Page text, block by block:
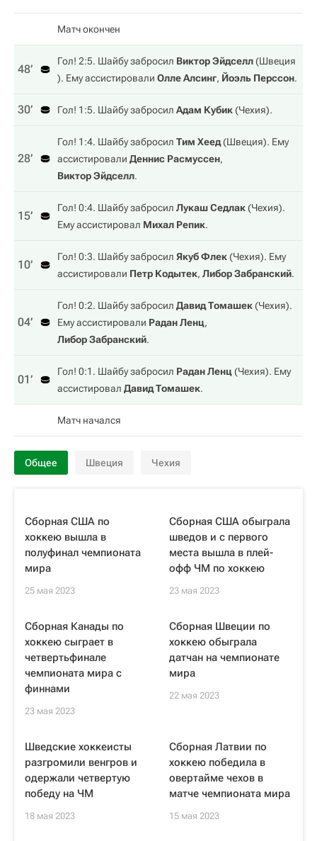
Матч окончен
48‎’‎
Гол! 2:5. Шайбу забросил Виктор Эйдселл(Швеция
). Ему ассистировали Олле Алсинг, Йоэль Перссон.
30‎’‎ Гол! 1:5. Шайбу забросил Адам Кубик(Чехия).
28‎’‎
Гол! 1:4. Шайбу забросил Тим Хеед(Швеция). Ему
ассистировали Деннис Расмуссен,
Виктор Эйдселл.
15‎’‎
Гол! 0:4. Шайбу забросил Лукаш Седлак(Чехия).
Ему ассистировал Михал Репик.
10‎’‎
Гол! 0:3. Шайбу забросил Якуб Флек(Чехия). Ему
ассистировали Петр Кодытек, Либор Забранский.
04‎’‎
Гол! 0:2. Шайбу забросил Давид Томашек(Чехия).
Ему ассистировали Радан Ленц,
Либор Забранский.
01‎’‎
Гол! 0:1. Шайбу забросил Радан Ленц(Чехия). Ему
ассистировал Давид Томашек.
Матч начался
Общее Швеция Чехия
Сборная США по
хоккею вышла в
полуфинал чемпионата
мира
25 мая 2023
Сборная США обыграла
шведов и с первого
места вышла в плей-
офф ЧМ по хоккею
23 мая 2023
Сборная Канады по
хоккею сыграет в
четвертьфинале
чемпионата мира с
финнами
23 мая 2023
Сборная Швеции по
хоккею обыграла
датчан на чемпионате
мира
22 мая 2023
Шведские хоккеисты
разгромили венгров и
одержали четвертую
победу на ЧМ
18 мая 2023
Сборная Латвии по
хоккею победила в
овертайме чехов в
матче чемпионата мира
15 мая 2023